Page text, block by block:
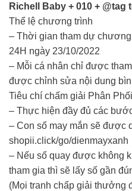
Richell Baby + 010 +
Thể lệ chương trình
– Thời gian tham dự
24H ngày 23/10/2022
– Mỗi cá nhân chỉ được
được chỉnh sửa nội dung
Tiêu chí chấm giải Phân
– Thực hiện đầy đủ các
– Con số may mắn sẽ được
shopii.click/go/dienmayxanh
– Nếu số quay được không
tham gia thì sẽ lấy số gần
(Mọi tranh chấp giải thưởng